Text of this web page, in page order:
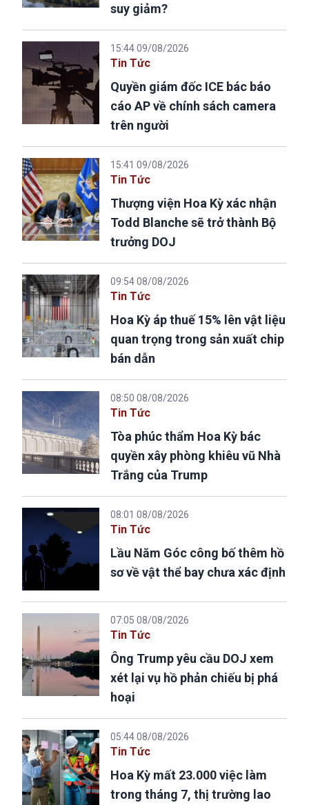
suy giảm?
15:44 09/08/2026
Tin Tức
Quyền giám đốc ICE bác báo
cáo AP về chính sách camera
trên người
15:41 09/08/2026
Tin Tức
Thượng viện Hoa Kỳ xác nhận
Todd Blanche sẽ trở thành Bộ
trưởng DOJ
09:54 08/08/2026
Tin Tức
Hoa Kỳ áp thuế 15% lên vật liệu
quan trọng trong sản xuất chip
bán dẫn
08:50 08/08/2026
Tin Tức
Tòa phúc thẩm Hoa Kỳ bác
quyền xây phòng khiêu vũ Nhà
Trắng của Trump
08:01 08/08/2026
Tin Tức
Lầu Năm Góc công bố thêm hồ
sơ về vật thể bay chưa xác định
07:05 08/08/2026
Tin Tức
Ông Trump yêu cầu DOJ xem
xét lại vụ hồ phản chiếu bị phá
hoại
05:44 08/08/2026
Tin Tức
Hoa Kỳ mất 23.000 việc làm
trong tháng 7, thị trường lao